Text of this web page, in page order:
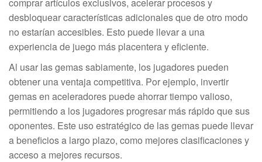
desbloquear características adicionales que de otro modo
no estarían accesibles. Esto puede llevar a una
experiencia de juego más placentera y eficiente.
Al usar las gemas sabiamente, los jugadores pueden
obtener una ventaja competitiva. Por ejemplo, invertir
gemas en aceleradores puede ahorrar tiempo valioso,
permitiendo a los jugadores progresar más rápido que sus
oponentes. Este uso estratégico de las gemas puede llevar
a beneficios a largo plazo, como mejores clasificaciones y
acceso a mejores recursos.